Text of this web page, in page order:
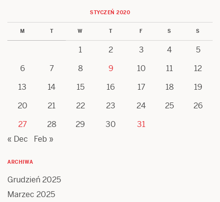
STYCZEŃ 2020
M T W T F S S
1 2 3 4
5
6
7 8 9 10 11
12
13
14 15 16 17 18
19
20
21 22 23 24 25
26
27
28 29 30
31
« Dec
Feb »
ARCHIWA
Grudzień 2025
Marzec 2025